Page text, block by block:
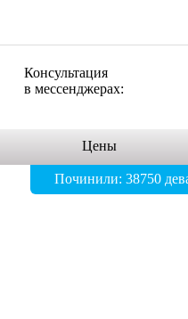
Консультация
в мессенджерах:
Цены
Починили: 38750